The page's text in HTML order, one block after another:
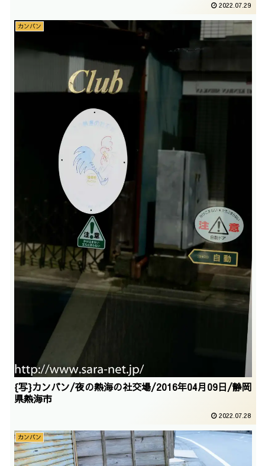
2022.07.29
カンバン
{写}カンバン/夜の熱海の社交場/2016年04月09日/静岡
県熱海市
2022.07.28
カンバン